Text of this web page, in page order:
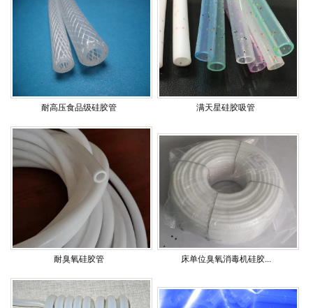
耐高压食品级硅胶管 满天星硅胶吸管
耐臭氧硅胶管 床单位臭氧消毒机硅胶...